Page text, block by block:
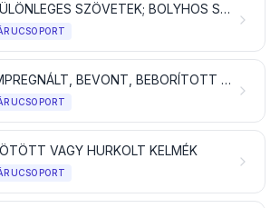
KÜLÖNLEGES SZÖVETEK; BOLYHOS SZÖVETEK; CSIPKE; KÁRPIT; PASZOMÁNY; HÍMZÉS
IMPREGNÁLT, BEVONT, BEBORÍTOTT VAGY RÉTEGES SZÖVETEK; MŰSZAKI TEXTILÁRU
VAGY HURKOLT KELMÉK